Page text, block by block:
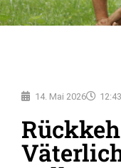
14. Mai 2026 12:43